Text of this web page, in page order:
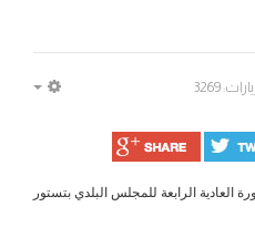
3269
صباح اليوم 21ديسمبر 2021 الدورة العادية الرابعة للمجلس البلدي بتستور